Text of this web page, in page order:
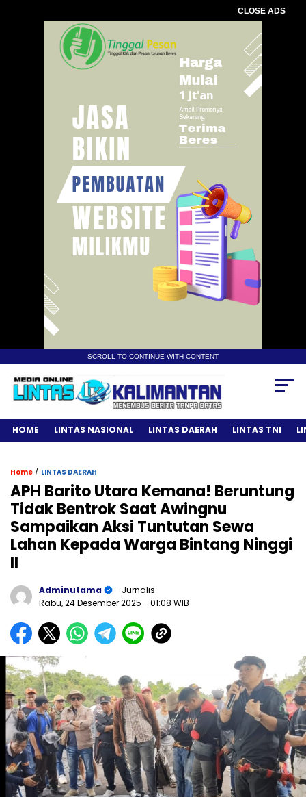
CLOSE ADS
SCROLL TO CONTINUE WITH CONTENT
HOME LINTAS NASIONAL LINTAS DAERAH LINTAS TNI
Home / LINTAS DAERAH
APH Barito Utara Kemana! Beruntung
Tidak Bentrok Saat Awingnu
Sampaikan Aksi Tuntutan Sewa
Lahan Kepada Warga Bintang Ninggi
II
Adminutama
- Jurnalis
Rabu, 24 Desember 2025 - 01:08 WIB